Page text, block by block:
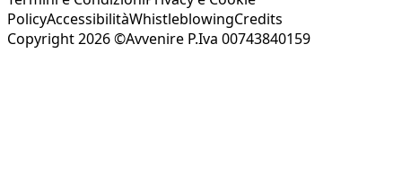
PolicyAccessibilitàWhistleblowingCredits
Copyright 2026 ©Avvenire P.Iva 00743840159